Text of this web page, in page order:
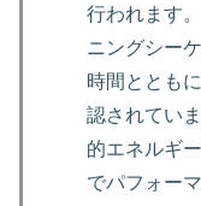
行われます
ニングシー
時間ととも
認されてい
的エネルギ
でパフォー